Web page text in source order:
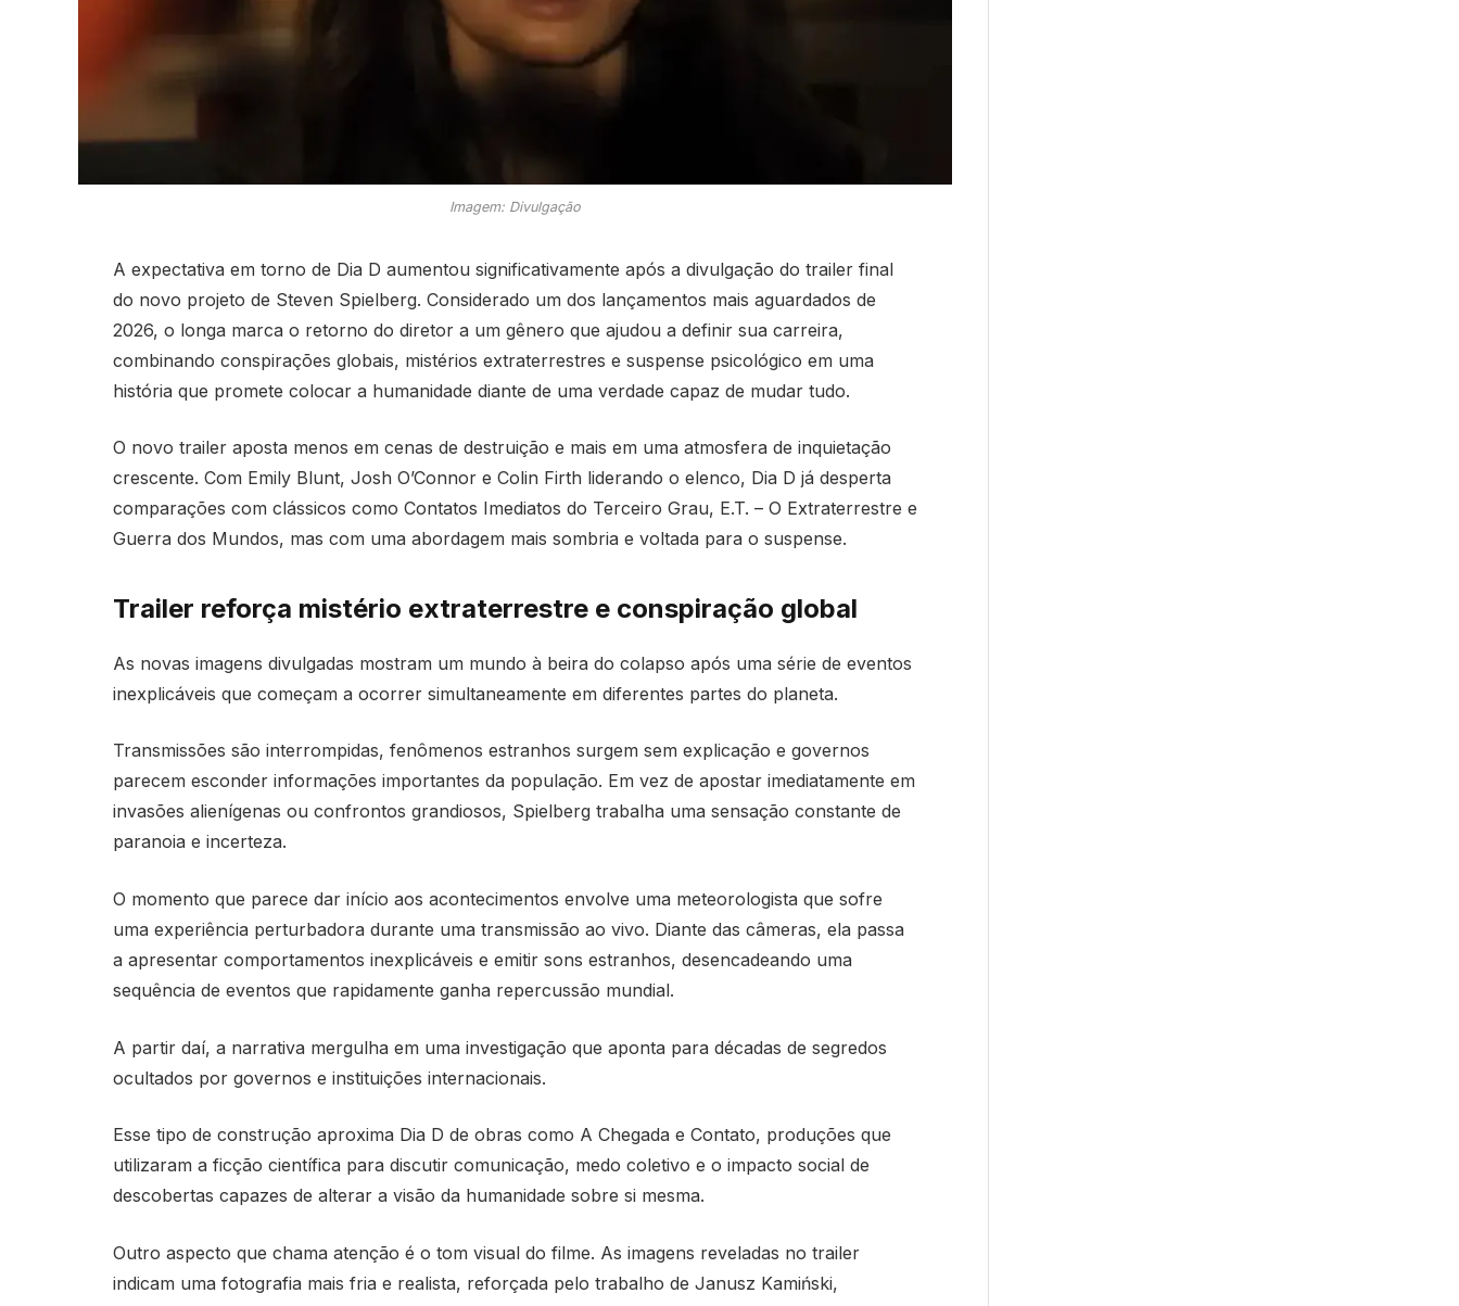
Imagem: Divulgação
A expectativa em torno de Dia D aumentou significativamente após a divulgação do trailer final
do novo projeto de Steven Spielberg. Considerado um dos lançamentos mais aguardados de
2026, o longa marca o retorno do diretor a um gênero que ajudou a definir sua carreira,
combinando conspirações globais, mistérios extraterrestres e suspense psicológico em uma
história que promete colocar a humanidade diante de uma verdade capaz de mudar tudo.
O novo trailer aposta menos em cenas de destruição e mais em uma atmosfera de inquietação
crescente. Com Emily Blunt, Josh O’Connore Colin Firth liderando o elenco, Dia D já desperta
comparações com clássicos como Contatos Imediatos do Terceiro Grau, E.T. – O Extraterrestre e
Guerra dos Mundos, mas com uma abordagem mais sombria e voltada para o suspense.
Trailer reforça mistério extraterrestre e conspiração global
As novas imagens divulgadas mostram um mundo à beira do colapso após uma série de eventos
inexplicáveis que começam a ocorrer simultaneamente em diferentes partes do planeta.
Transmissões são interrompidas, fenômenos estranhos surgem sem explicação e governos
parecem esconder informações importantes da população. Em vez de apostar imediatamente em
invasões alienígenas ou confrontos grandiosos, Spielberg trabalha uma sensação constante de
paranoia e incerteza.
O momento que parece dar início aos acontecimentos envolve uma meteorologista que sofre
uma experiência perturbadora durante uma transmissão ao vivo. Diante das câmeras, ela passa
a apresentar comportamentos inexplicáveis e emitir sons estranhos, desencadeando uma
sequência de eventos que rapidamente ganha repercussão mundial.
A partir daí, a narrativa mergulha em uma investigação que aponta para décadas de segredos
ocultados por governos e instituições internacionais.
Esse tipo de construção aproxima Dia D de obras como A Chegada e Contato, produções que
utilizaram a ficção científica para discutir comunicação, medo coletivo e o impacto social de
descobertas capazes de alterar a visão da humanidade sobre si mesma.
Outro aspecto que chama atenção é o tom visual do filme. As imagens reveladas no trailer
indicam uma fotografia mais fria e realista, reforçada pelo trabalho de Janusz Kamiński,